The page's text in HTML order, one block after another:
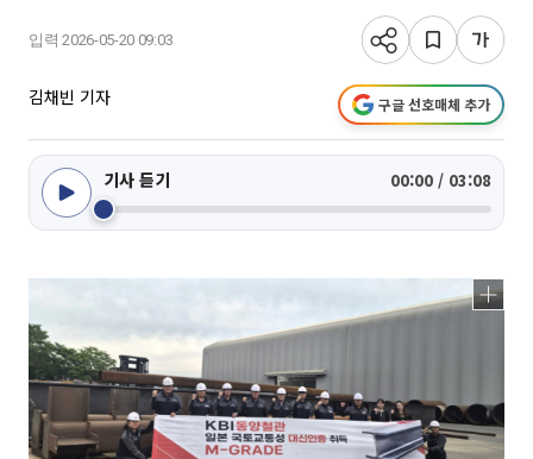
입력 2026-05-20 09:03
김채빈 기자 구글 선호매체 추가
기사 듣기 00:00 / 03:08